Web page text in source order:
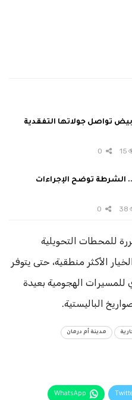
تواصل جولاتها التفقدية
15
الشرطة توضح الإجراءات
38
للمحطات التحويلية
الأكثر منطقية، حتى يتوفر
الهجومية بعيدة
الباليستية.
مدينة أم درمان
WhatsApp